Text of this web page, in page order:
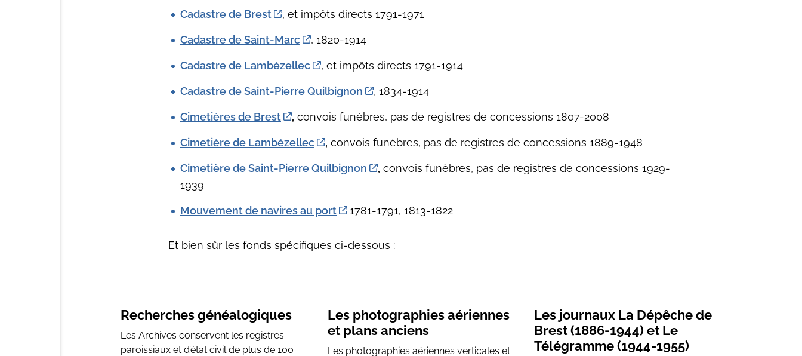
Cadastre de Brest , et impôts directs 1791-1971
Cadastre de Saint-Marc , 1820-1914
Cadastre de Lambézellec , et impôts directs 1791-1914
Cadastre de Saint-Pierre Quilbignon , 1834-1914
Cimetières de Brest , convois funèbres, pas de registres de concessions 1807-2008
Cimetière de Lambézellec , convois funèbres, pas de registres de concessions 1889-1948
Cimetière de Saint-Pierre Quilbignon , convois funèbres, pas de registres de concessions 1929-
1939
Mouvement de navires au port 1781-1791, 1813-1822
Et bien sûr les fonds spécifiques ci-dessous :
Recherches généalogiques
Les Archives conservent les registres
paroissiaux et d’état civil de plus de 100
Les photographies aériennes
et plans anciens
Les photographies aériennes verticales et
Les journaux La Dépêche de
Brest (1886-1944) et Le
Télégramme (1944-1955)